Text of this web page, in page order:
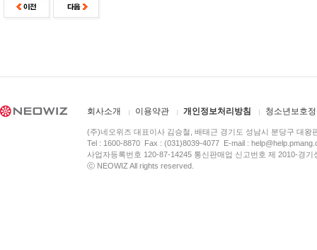
회사소개 이용약관 개인정보처리방침 청소년보호
(주)네오위즈 대표이사 김승철, 배태근 경기도 성남시 분당구 대왕
Tel : 1600-8870 Fax : (031)8039-4077 E-mail :
사업자등록번호 120-87-14245 통신판매업 신고번호 제 2010-경
ⓒ NEOWIZ All rights reserved.